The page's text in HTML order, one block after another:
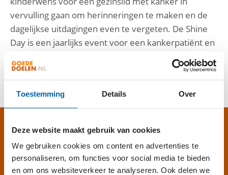
Toestemming Details Over
Deze website maakt gebruik van cookies
We gebruiken cookies om content en advertenties te
personaliseren, om functies voor social media te bieden
en om ons websiteverkeer te analyseren. Ook delen we
vervulling gaan om herinneringen te maken en de
dagelijkse uitdagingen even te vergeten. De Shine
Day is een jaarlijks event voor een kankerpatiënt en
het gezin, omdat niet alleen de patiënt, maar het
hele gezin dagelijks dealt met de ziekte kanker.
GEVEN AAN BLISS TO
SHINE?